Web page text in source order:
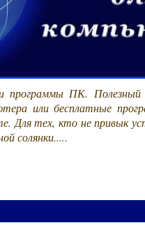
программы ПК.
или бесплатные
Для тех, кто не привык
солянки.....